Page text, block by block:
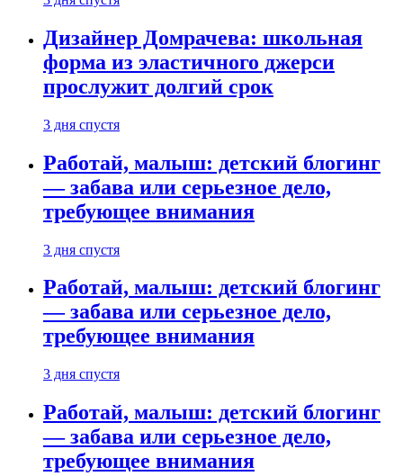
Дизайнер Домрачева: школьная
форма из эластичного джерси
прослужит долгий срок
3 дня спустя
Работай, малыш: детский блогинг
— забава или серьезное дело,
требующее внимания
3 дня спустя
Работай, малыш: детский блогинг
— забава или серьезное дело,
требующее внимания
3 дня спустя
Работай, малыш: детский блогинг
— забава или серьезное дело,
требующее внимания